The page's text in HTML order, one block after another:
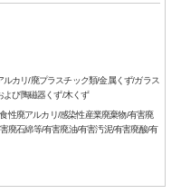
ルカリ/廃プラスチック類/金属くず/ガラス
よび陶磁器くず/木くず
性廃アルカリ/感染性産業廃棄物/有害廃
廃石綿等/有害廃油/有害汚泥/有害廃酸/有